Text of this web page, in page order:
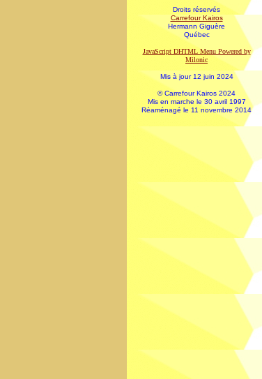
Droits réservés
Carrefour Kairos
Hermann Giguère
Québec
JavaScript DHTML Menu Powered by
Milonic
Mis à jour 12 juin 2024
© Carrefour Kairos 2024
Mis en marche le 30 avril 1997
Réaménagé le 11 novembre 2014